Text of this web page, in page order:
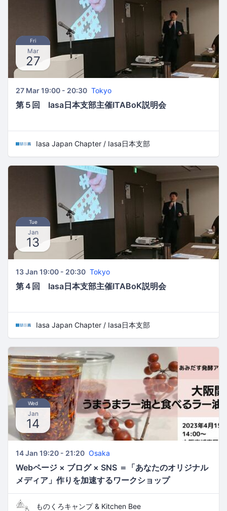
Fri
Mar
27
27 Mar 19:00 - 20:30 Tokyo
第５回 Iasa日本支部主催ITABoK説明会
Iasa Japan Chapter / Iasa日本支部
Tue
Jan
13
13 Jan 19:00 - 20:30 Tokyo
第４回 Iasa日本支部主催ITABoK説明会
Iasa Japan Chapter / Iasa日本支部
Wed
Jan
14
14 Jan 19:20 - 21:20 Osaka
Webページ × ブログ × SNS ＝「あなたのオリジナル
メディア」作りを加速するワークショップ
ものくろキャンプ & Kitchen Bee